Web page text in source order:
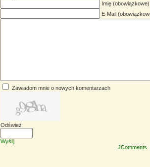
Imię (obowiązkowe)
E-Mail
Zawiadom mnie o nowych komentarzach
Odśwież
Wyślij
JComments